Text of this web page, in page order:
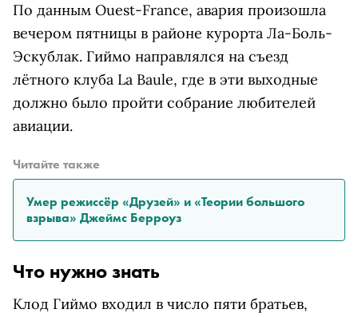
По данным Ouest-France, авария произошла
вечером пятницы в районе курорта Ла-Боль-
Эскублак. Гиймо направлялся на съезд
лётного клуба La Baule, где в эти выходные
должно было пройти собрание любителей
авиации.
Читайте также
Умер режиссёр «Друзей» и «Теории большого
взрыва» Джеймс Берроуз
Что нужно знать
Клод Гиймо входил в число пяти братьев,